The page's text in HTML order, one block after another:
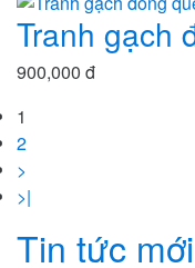
Tranh gạch
900,000 đ
1
2
>
>|
Tin tức